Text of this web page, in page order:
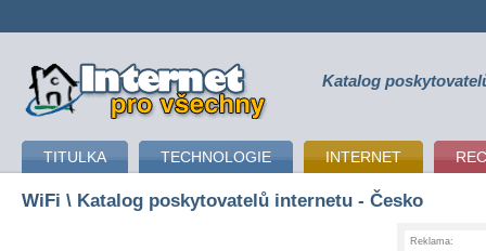
připojení k internetu Katalog
TITULKA TECHNOLOGIE INTERNET
WiFi \ Katalog poskytovatelů internetu - Česko
Reklama: